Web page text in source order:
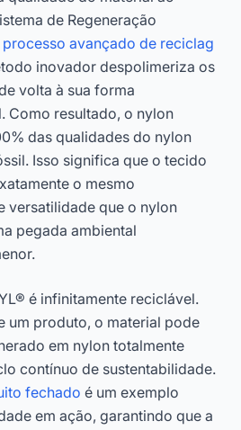
de Regeneração
processo avançado de reciclag
inovador despolimeriza os
volta à sua forma
Como resultado, o nylon
das qualidades do nylon
Isso significa que o tecido
o mesmo
versatilidade que o nylon
pegada ambiental
é infinitamente reciclável.
um produto, o material pode
em nylon totalmente
contínuo de sustentabilidade.
fechado é um exemplo
em ação, garantindo que a